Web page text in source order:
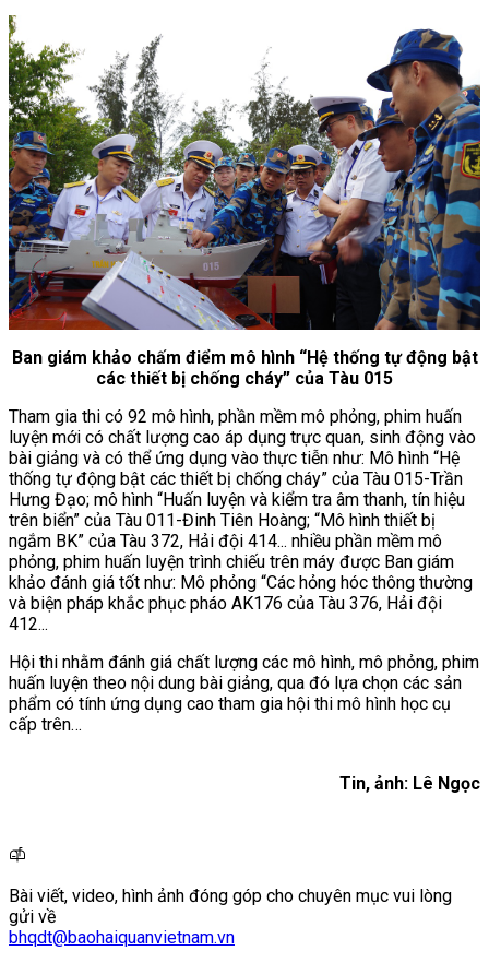
Ban giám khảo chấm điểm mô hình “Hệ thống tự động bật
các thiết bị chống cháy” của Tàu 015
Tham gia thi có 92 mô hình, phần mềm mô phỏng, phim huấn
luyện mới có chất lượng cao áp dụng trực quan, sinh động vào
bài giảng và có thể ứng dụng vào thực tiễn như: Mô hình “Hệ
thống tự động bật các thiết bị chống cháy” của Tàu 015-Trần
Hưng Đạo; mô hình “Huấn luyện và kiểm tra âm thanh, tín hiệu
trên biển” của Tàu 011-Đinh Tiên Hoàng; “Mô hình thiết bị
ngắm BK” của Tàu 372, Hải đội 414... nhiều phần mềm mô
phỏng, phim huấn luyện trình chiếu trên máy được Ban giám
khảo đánh giá tốt như: Mô phỏng “Các hỏng hóc thông thường
và biện pháp khắc phục pháo AK176 của Tàu 376, Hải đội
412...
Hội thi nhằm đánh giá chất lượng các mô hình, mô phỏng, phim
huấn luyện theo nội dung bài giảng, qua đó lựa chọn các sản
phẩm có tính ứng dụng cao tham gia hội thi mô hình học cụ
cấp trên…
Tin, ảnh: Lê Ngọc
Bài viết, video, hình ảnh đóng góp cho chuyên mục vui lòng
gửi về
bhqdt@baohaiquanvietnam.vn